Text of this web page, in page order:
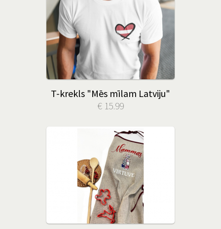
T-krekls "Mēs mīlam Latviju"
€ 15.99